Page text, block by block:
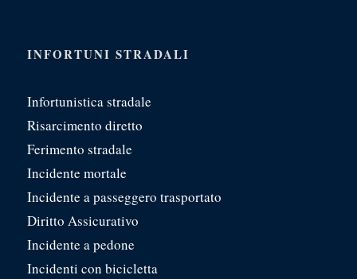
INFORTUNI STRADALI
Infortunistica stradale
Risarcimento diretto
Ferimento stradale
Incidente mortale
Incidente a passeggero trasportato
Diritto Assicurativo
Incidente a pedone
Incidenti con bicicletta